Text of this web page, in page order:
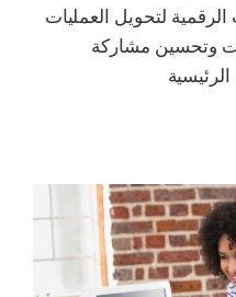
الرقمية لتحويل العمليات
وتحسين مشاركة